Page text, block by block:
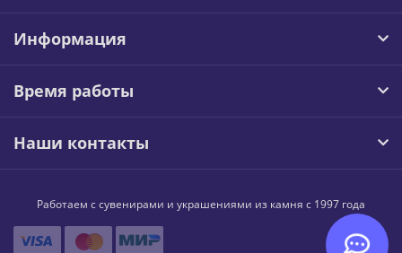
Информация
Время работы
Наши контакты
Работаем с сувенирами и украшениями из камня с 1997 года